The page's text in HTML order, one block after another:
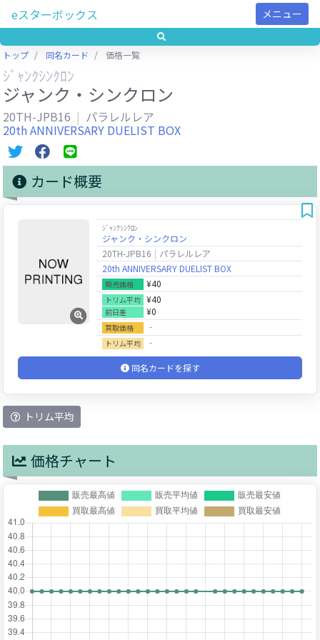
eスターボックス メニュー
トップ 同名カード 価格一覧
ｼﾞｬﾝｸｼﾝｸﾛﾝ
ジャンク・シンクロン
20TH-JPB16 パラレルレア
20th ANNIVERSARY DUELIST BOX
カード概要
ｼﾞｬﾝｸｼﾝｸﾛﾝ
ジャンク・シンクロン
20TH-JPB16
パラレルレア
20th ANNIVERSARY DUELIST BOX
販売価格 ¥40
トリム平均 ¥40
前日差 ¥0
買取価格 ‐
トリム平均 ‐
同名カードを探す
トリム平均
価格チャート